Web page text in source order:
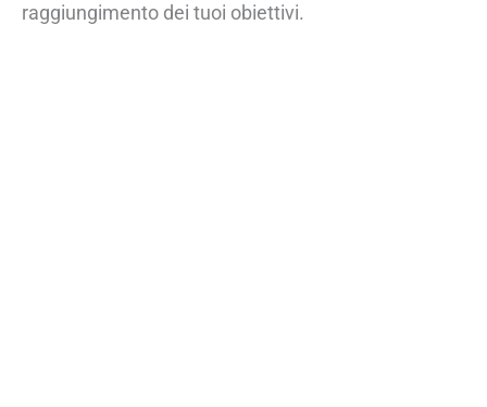
raggiungimento dei tuoi obiettivi.